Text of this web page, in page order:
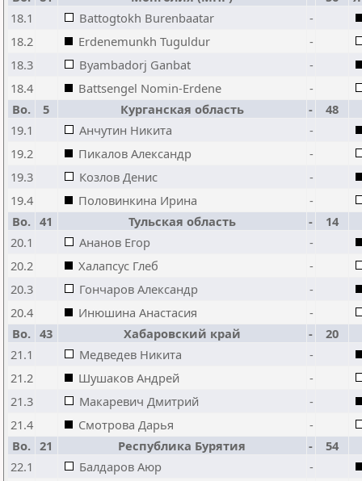
18.1
Battogtokh Burenbaatar
-
18.2
Erdenemunkh Tuguldur
-
18.3
Byambadorj Ganbat
-
18.4
Battsengel Nomin-Erdene
-
Bo.
5 Курганская область -
48
19.1
Анчутин Никита
-
19.2
Пикалов Александр
-
19.3
Козлов Денис
-
19.4
Половинкина Ирина
-
Bo. 41 Тульская область -
14
20.1
Ананов Егор
-
20.2
Халапсус Глеб
-
20.3
Гончаров Александр
-
20.4
Инюшина Анастасия
-
Bo. 43 Хабаровский край -
20
21.1
Медведев Никита
-
21.2
Шушаков Андрей
-
21.3
Макаревич Дмитрий
-
21.4
Смотрова Дарья
-
Bo. 21 Республика Бурятия -
54
22.1
Балдаров Аюр
-